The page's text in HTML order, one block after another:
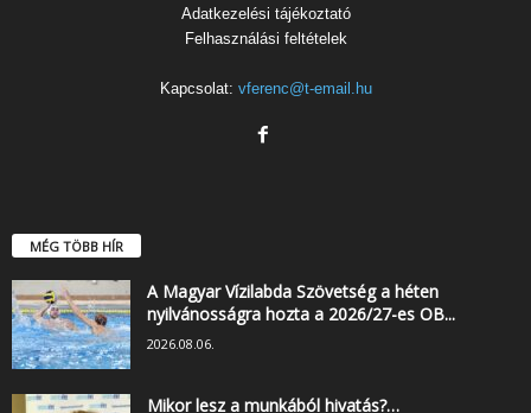
Adatkezelési tájékoztató
Felhasználási feltételek
Kapcsolat: vferenc@t-email.hu
MÉG TÖBB HÍR
A Magyar Vízilabda Szövetség a héten
nyilvánosságra hozta a 2026/27-es OB...
2026.08.06.
Mikor lesz a munkából hivatás?…